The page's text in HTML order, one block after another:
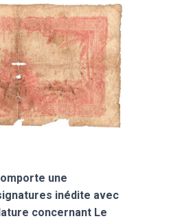
une
inédite avec
concernant Le